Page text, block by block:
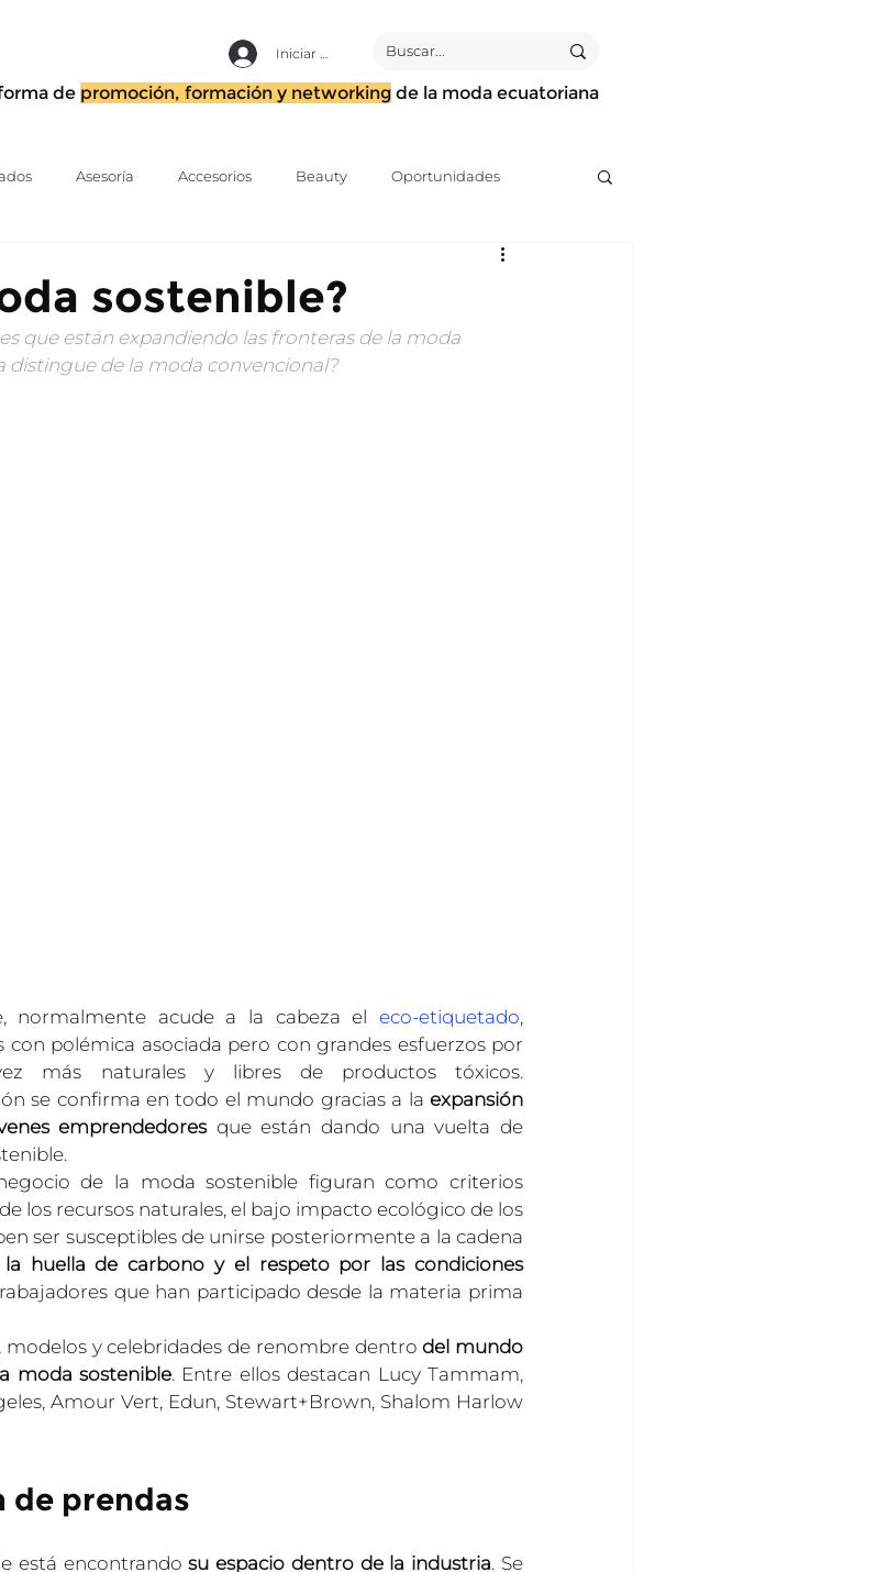
Iniciar sesión
de promoción, formación y networking de la moda ecuatoriana
Asesoría Accesorios Beauty Oportunidades
Editorial Periodismo
sostenible?
que están expandiendo las fronteras de la moda
distingue de la moda convencional?
normalmente acude a la cabeza el eco-etiquetado,
polémica asociada pero con grandes esfuerzos por
más naturales y libres de productos tóxicos.
se confirma en todo el mundo gracias a la expansión
emprendedores que están dando una vuelta de
de la moda sostenible figuran como criterios
los recursos naturales, el bajo impacto ecológico de los
ser susceptibles de unirse posteriormente a la cadena
huella de carbono y el respeto por las condiciones
que han participado desde la materia prima
modelos y celebridades de renombre dentro del mundo
moda sostenible. Entre ellos destacan Lucy Tammam,
Amour Vert, Edun, Stewart+Brown, Shalom Harlow
de prendas
está encontrando su espacio dentro de la industria. Se